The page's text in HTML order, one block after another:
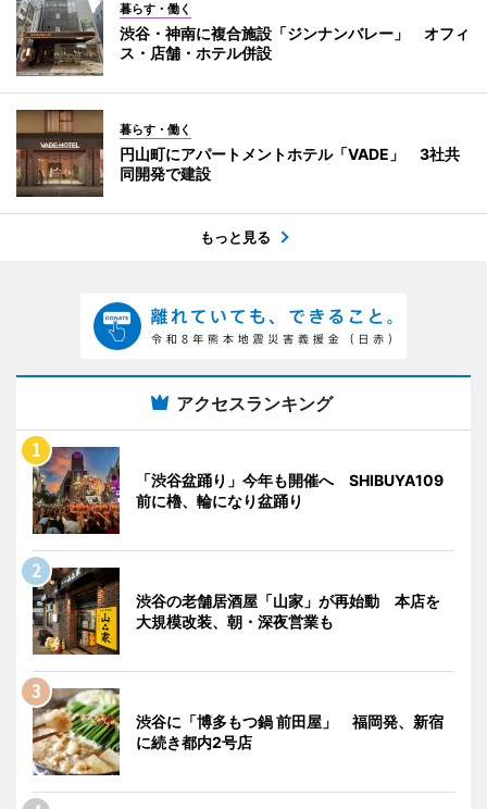
暮らす・働く
渋谷・神南に複合施設「ジンナンバレー」 オフィ
ス・店舗・ホテル併設
暮らす・働く
円山町にアパートメントホテル「VADE」 3社共
同開発で建設
もっと見る
アクセスランキング
「渋谷盆踊り」今年も開催へ SHIBUYA109
前に櫓、輪になり盆踊り
渋谷の老舗居酒屋「山家」が再始動 本店を
大規模改装、朝・深夜営業も
渋谷に「博多もつ鍋 前田屋」 福岡発、新宿
に続き都内2号店